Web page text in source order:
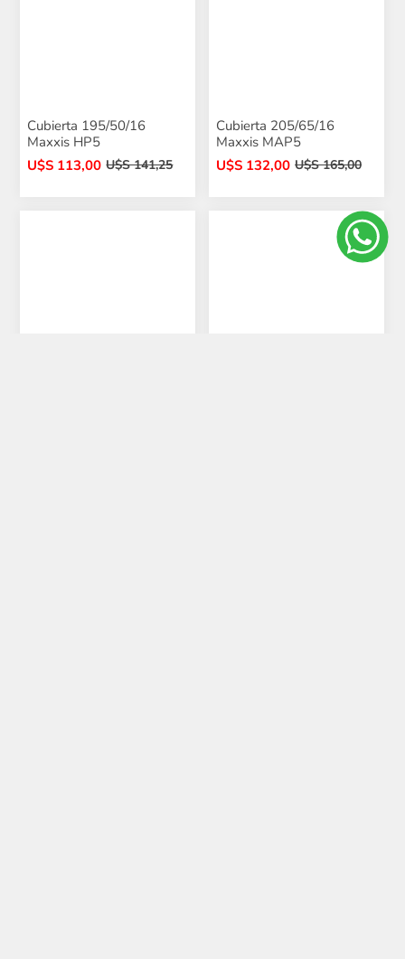
Cubierta 195/50/16
Maxxis HP5
U$S 113,00 U$S 141,25
Cubierta 205/65/16
Maxxis MAP5
U$S 132,00 U$S 165,00